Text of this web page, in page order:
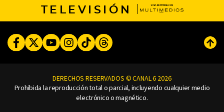
TELEVISIÓN
FacebookTwitterYoutubeInstagram
TikTokThreads
DERECHOS RESERVADOS © CANAL 6 2026
Prohibida la reproducción total o parcial, incluyendo cualquier medio
electrónico o magnético.